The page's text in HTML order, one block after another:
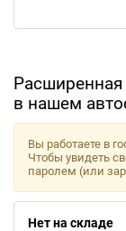
Расширенная
в нашем
Вы работаете в
Чтобы увидеть
паролем (или
Нет на складе